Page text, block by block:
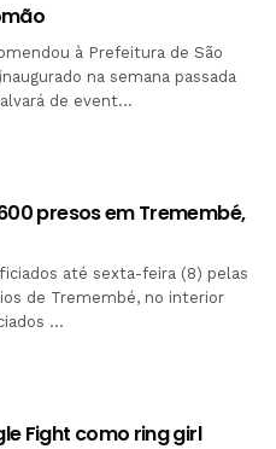
à Prefeitura de São
na semana passada
de event…
presos em Tremembé,
até sexta-feira (8) pelas
de Tremembé, no interior
…
Fight como ring girl